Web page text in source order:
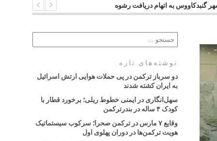
شهر گنبدکاووس به اتهام دریافت رشوه
نوشته‌های تازه
دو سرباز ترکمن در پی حملات هوایی ارتش اسرائیل
به ایران کشته شدند
سهل‌انگاری در ایمنی خطوط ریلی؛ برخورد قطار با
کودک ۴ ساله در بندرترکمن
وقایع ۷ مارس در ترکمن صحرا؛ سرکوب سیستماتیک
هویت ترکمن‌ها در دوران پهلوی اول